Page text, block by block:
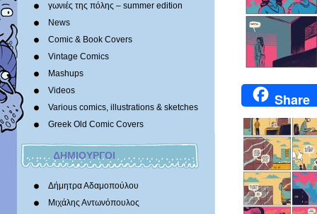
γωνιές της πόλης – summer edition
News
Comic & Book Covers
Vintage Comics
Mashups
Videos
Various comics, illustrations & sketches
Greek Old Comic Covers
ΔΗΜΙΟΥΡΓΟΙ
Δήμητρα Αδαμοπούλου
Μιχάλης Αντωνόπουλος
Share